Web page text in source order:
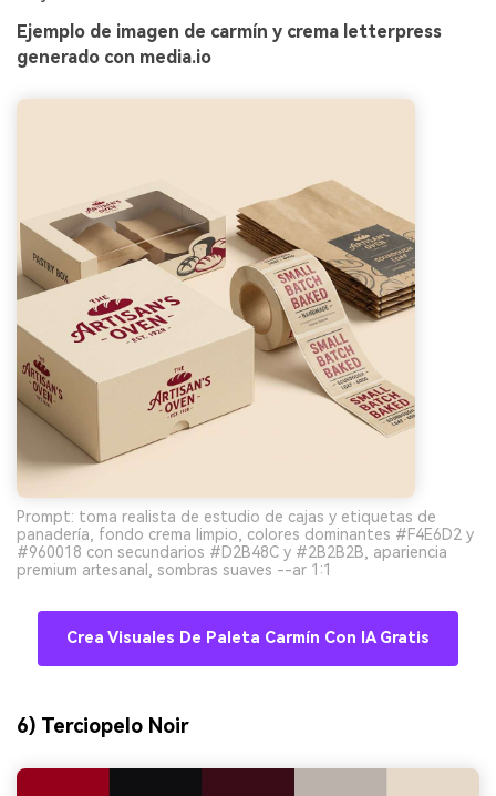
Ejemplo de imagen de carmín y crema letterpress
generado con media.io
Prompt: toma realista de estudio de cajas y etiquetas de
panadería, fondo crema limpio, colores dominantes #F4E6D2 y
#960018 con secundarios #D2B48C y #2B2B2B, apariencia
premium artesanal, sombras suaves --ar 1:1
Crea Visuales De Paleta Carmín Con IA Gratis
6) Terciopelo Noir